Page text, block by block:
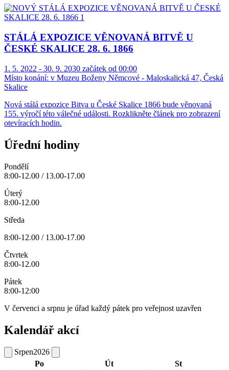
STÁLÁ EXPOZICE VĚNOVANÁ BITVĚ U
ČESKÉ SKALICE 28. 6. 1866
1. 5. 2022 - 30. 9. 2030 začátek od 00:00
Místo konání: v Muzeu Boženy Němcové - Maloskalická 47, Česká
Skalice
Nová stálá expozice Bitva u České Skalice 1866 bude věnovaná
155. výročí této válečné události. Rozklikněte článek pro zobrazení
otevíracích hodin.
Úřední hodiny
Pondělí
8:00-12.00 / 13.00-17.00
Úterý
8:00-12.00
Středa
8:00-12.00 / 13.00-17.00
Čtvrtek
8:00-12.00
Pátek
8:00-12:00
V červenci a srpnu je úřad každý pátek pro veřejnost uzavřen
Kalendář akcí
Srpen2026
Po
Út
St